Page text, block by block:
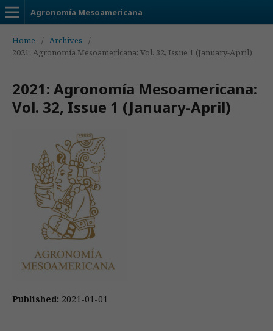
Agronomía Mesoamericana
Home / Archives
/
2021: Agronomía Mesoamericana: Vol. 32, Issue 1 (January-April)
2021: Agronomía Mesoamericana:
Vol. 32, Issue 1 (January-April)
Published: 2021-01-01